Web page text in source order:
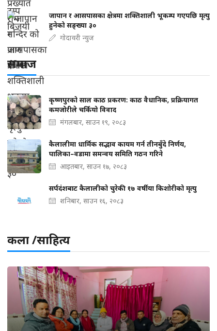
जापान र आसपासका क्षेत्रमा शक्तिशाली भूकम्प गएपछि मृत्यु
हुनेको सङ्ख्या ३०
गोदावरी न्युज
समाज
कृष्णपुरको साल काठ प्रकरण: काठ वैधानिक, प्रक्रियागत
कमजोरीले चर्कियो विवाद
मंगलबार, साउन १९, २०८३
कैलालीमा धार्मिक सद्भाव कायम गर्न तीनबुँदे निर्णय,
पालिका–वडामा समन्वय समिति गठन गरिने
आइतबार, साउन १७, २०८३
सर्पदंशबाट कैलालीको चुरेकी १७ वर्षीया किशोरीको मृत्यु
शनिबार, साउन १६, २०८३
कला /साहित्य